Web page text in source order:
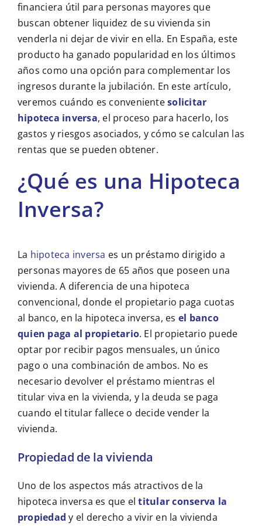
financiera útil para personas mayores que
buscan obtener liquidez de su vivienda sin
venderla ni dejar de vivir en ella. En España, este
producto ha ganado popularidad en los últimos
años como una opción para complementar los
ingresos durante la jubilación. En este artículo,
veremos cuándo es convenientesolicitar
hipoteca inversa, el proceso para hacerlo, los
gastos y riesgos asociados, y cómo se calculan las
rentas que se pueden obtener.
¿Qué es una Hipoteca
Inversa?
La hipoteca inversa es un préstamo dirigido a
personas mayores de 65 años que poseen una
vivienda. A diferencia de una hipoteca
convencional, donde el propietario paga cuotas
al banco, en la hipoteca inversa, es el banco
quien paga al propietario. El propietario puede
optar por recibir pagos mensuales, un único
pago o una combinación de ambos. No es
necesario devolver el préstamo mientras el
titular viva en la vivienda, y la deuda se paga
cuando el titular fallece o decide vender la
vivienda.
Propiedad de la vivienda
Uno de los aspectos más atractivos de la
hipoteca inversa es que eltitular conserva la
propiedad y el derecho a vivir en la vivienda